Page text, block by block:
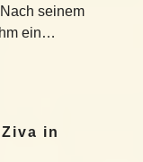
seinem
ein…
in